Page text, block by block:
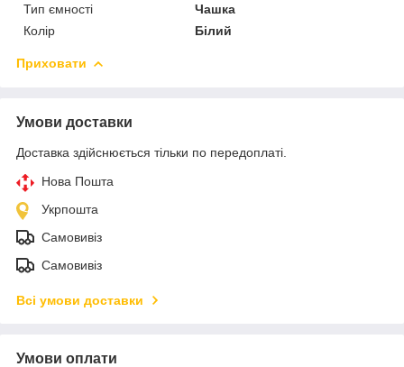
Тип ємності
Чашка
Колір
Білий
Приховати
Умови доставки
Доставка здійснюється тільки по передоплаті.
Нова Пошта
Укрпошта
Самовивіз
Самовивіз
Всі умови доставки
Умови оплати